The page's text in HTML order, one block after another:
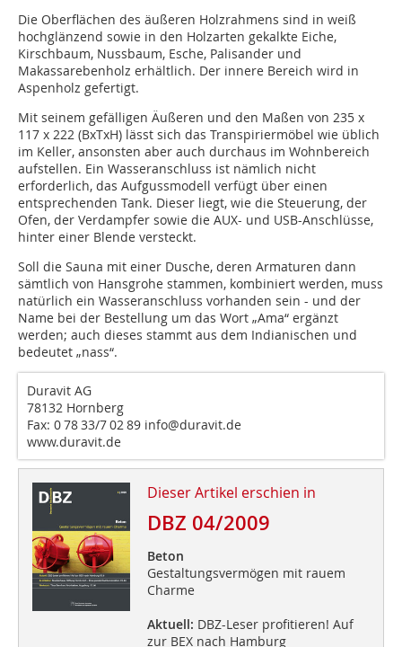
Die Oberflächen des äußeren Holzrahmens sind in weiß
hochglänzend sowie in den Holzarten gekalkte Eiche,
Kirschbaum, Nussbaum, Esche, Palisander und
Makassarebenholz erhältlich. Der innere Bereich wird in
Aspenholz gefertigt.
Mit seinem gefälligen Äußeren und den Maßen von 235 x
117 x 222 (BxTxH) lässt sich das Transpiriermöbel wie üblich
im Keller, ansonsten aber auch durchaus im Wohnbereich
aufstellen. Ein Wasseranschluss ist nämlich nicht
erforderlich, das Aufgussmodell verfügt über einen
entsprechenden Tank. Dieser liegt, wie die Steuerung, der
Ofen, der Verdampfer sowie die AUX- und USB-Anschlüsse,
hinter einer Blende versteckt.
Soll die Sauna mit einer Dusche, deren Armaturen dann
sämtlich von Hansgrohe stammen, kombiniert werden, muss
natürlich ein Wasseranschluss vorhanden sein - und der
Name bei der Bestellung um das Wort „Ama“ ergänzt
werden; auch dieses stammt aus dem Indianischen und
bedeutet „nass“.
Duravit AG
78132 Hornberg
Fax: 0 78 33/7 02 89 info@duravit.de
www.duravit.de
Dieser Artikel erschien in
DBZ 04/2009
Beton
Gestaltungsvermögen mit rauem
Charme
Aktuell: DBZ-Leser profitieren! Auf
zur BEX nach Hamburg